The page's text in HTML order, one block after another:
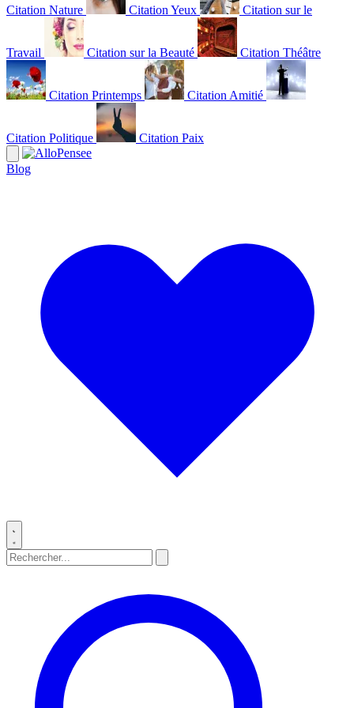
Citation Nature Citation Yeux Citation sur le
Travail Citation sur la Beauté Citation Théâtre
Citation Printemps Citation Amitié
Citation Politique Citation Paix
Blog